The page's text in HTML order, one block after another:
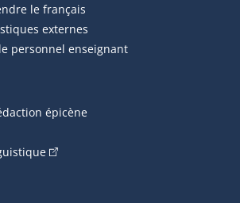
le français
externes
personnel enseignant
épicène
(Cet hyperlien externe s'ouvrira